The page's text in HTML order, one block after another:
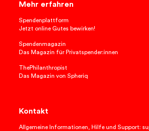
Mehr erfahren
Spendenplattform
Jetzt online Gutes bewirken!
Spendenmagazin
Das Magazin für Privatspender:innen
ThePhilanthropist
Das Magazin von Spheriq
Kontakt
Allgemeine Informationen, Hilfe und Support: